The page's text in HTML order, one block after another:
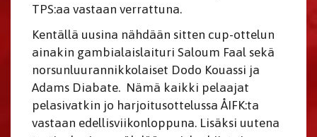
TPS:aa vastaan verrattuna.
Kentällä uusina nähdään sitten cup-ottelun
ainakin gambialaislaituri Saloum Faal sekä
norsunluurannikkolaiset Dodo Kouassi ja
Adams Diabate. Nämä kaikki pelaajat
pelasivatkin jo harjoitusottelussa ÅIFK:ta
vastaan edellisviikonloppuna. Lisäksi uutena